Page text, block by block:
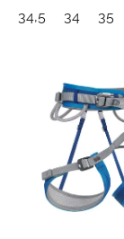
34,5 34 35